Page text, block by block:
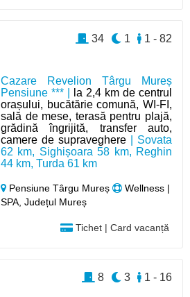
Cazare Revelion Târgu Mureș
Pensiune *** |
la 2,4 km de centrul
orașului, bucătărie comună, WI-FI,
sală de mese, terasă pentru plajă,
grădină îngrijită, transfer auto,
camere de supraveghere | Sovata
62 km, Sighișoara 58 km, Reghin
44 km, Turda 61 km
Pensiune Târgu Mureș
Wellness |
SPA, Județul Mureș
Tichet | Card vacanță
1 - 82
1
34
1 - 16
3
8